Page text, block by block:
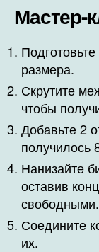
Мастер-
размера.
Скрутите
чтобы
Добавьте 2
получилось
Нанизайте
оставив
свободными.
Соедините
их.